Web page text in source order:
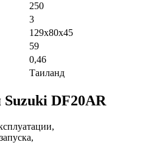
250
3
129х80х45
59
0,46
Таиланд
DF20AR